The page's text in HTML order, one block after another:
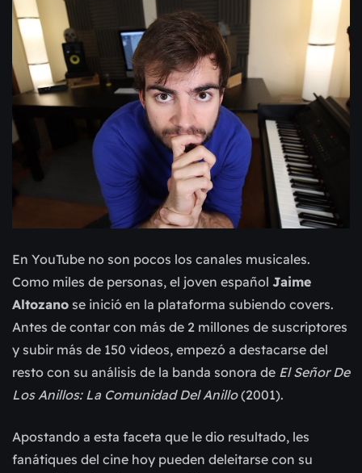
En YouTube no son pocos los canales musicales.
Como miles de personas, el joven español Jaime
Altozano se inició en la plataforma subiendo covers.
Antes de contar con más de 2 millones de suscriptores
y subir más de 150 videos, empezó a destacarse del
resto con su análisis de la banda sonora de El Señor De
Los Anillos: La Comunidad Del Anillo(2001).
Apostando a esta faceta que le dio resultado, les
fanátiques del cine hoy pueden deleitarse con su